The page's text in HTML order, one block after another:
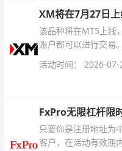
XM将在7月27日
该品种将在MT5上线
账户都可以进行交易。
活动时间： 2026-
FxPro无限杠杆限
只要你是注册地址为
客户，在活动有效期